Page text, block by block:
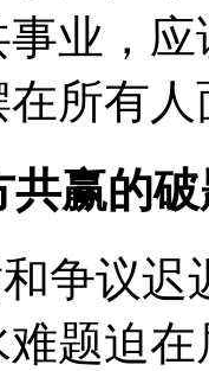
业，
所有
赢的
争议迟
题迫